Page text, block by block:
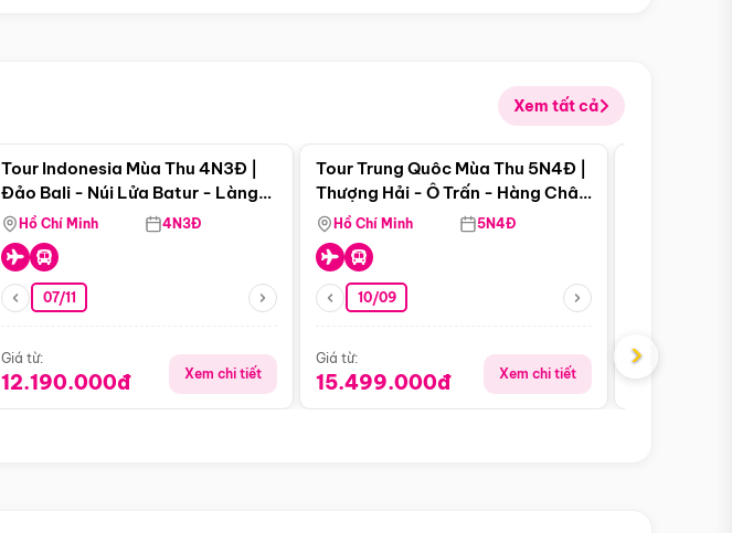
Xem tất cả
Tour Indonesia Mùa Thu 4N3Đ |
Đảo Bali - Núi Lửa Batur - Làng
Penglipuran
Hồ Chí Minh 4N3Đ
07/11
Giá từ:
12.190.000đ Xem chi tiết
Điểm nổi bật
Tour Trung Quôc Mùa Thu 5N4Đ |
Thượng Hải - Ô Trấn - Hàng Châu
(Tour Không Shopping)
Hồ Chí Minh 5N4Đ
10/09
Giá từ:
15.499.000đ Xem chi tiết
Giá từ:
›